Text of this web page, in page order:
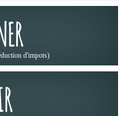
d'impots)